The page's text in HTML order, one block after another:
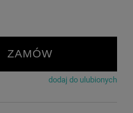
ZAMÓW
dodaj do ulubionych